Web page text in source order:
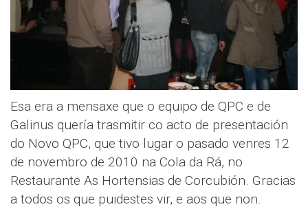
Esa era a mensaxe que o equipo de QPC e de
Galinus quería trasmitir co acto de presentación
do Novo QPC, que tivo lugar o pasado venres 12
de novembro de 2010 na Cola da Rá, no
Restaurante As Hortensias de Corcubión. Gracias
a todos os que puidestes vir, e aos que non.